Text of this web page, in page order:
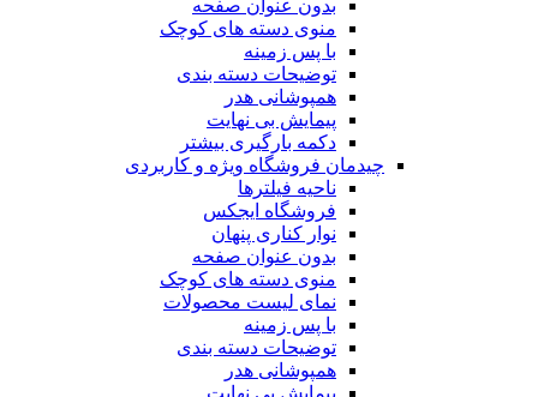
بدون عنوان صفحه
منوی دسته های کوچک
با پس زمینه
توضیحات دسته بندی
همپوشانی هدر
پیمایش بی نهایت
دکمه بارگیری بیشتر
چیدمان فروشگاه ویژه و کاربردی
ناحیه فیلترها
فروشگاه ایجکس
نوار کناری پنهان
بدون عنوان صفحه
منوی دسته های کوچک
نمای لیست محصولات
با پس زمینه
توضیحات دسته بندی
همپوشانی هدر
پیمایش بی نهایت